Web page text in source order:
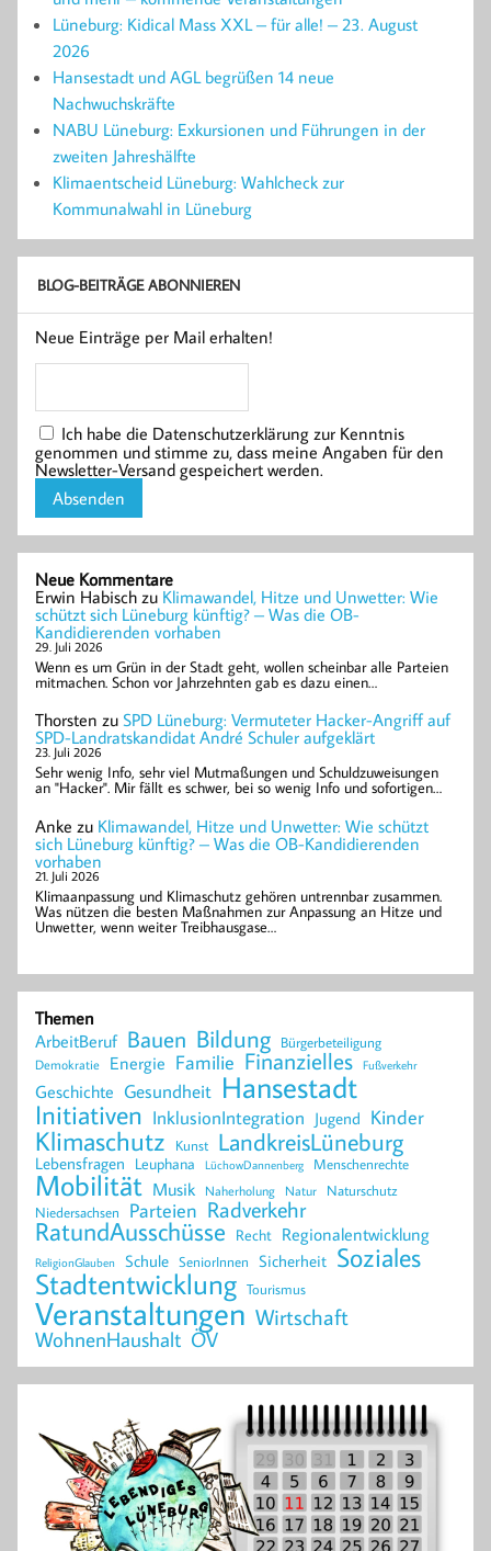
Lüneburg: Kidical Mass XXL – für alle! – 23. August
2026
Hansestadt und AGL begrüßen 14 neue
Nachwuchskräfte
NABU Lüneburg: Exkursionen und Führungen in der
zweiten Jahreshälfte
Klimaentscheid Lüneburg: Wahlcheck zur
Kommunalwahl in Lüneburg
BLOG-BEITRÄGE ABONNIEREN
Neue Einträge per Mail erhalten!
Ich habe die Datenschutzerklärung zur Kenntnis
genommen und stimme zu, dass meine Angaben für den
Newsletter-Versand gespeichert werden.
Neue Kommentare
Erwin Habisch zu Klimawandel, Hitze und Unwetter: Wie
schützt sich Lüneburg künftig? – Was die OB-
Kandidierenden vorhaben
29. Juli 2026
Wenn es um Grün in der Stadt geht, wollen scheinbar alle Parteien
mitmachen. Schon vor Jahrzehnten gab es dazu einen…
Thorsten zu SPD Lüneburg: Vermuteter Hacker-Angriff auf
SPD-Landratskandidat André Schuler aufgeklärt
23. Juli 2026
Sehr wenig Info, sehr viel Mutmaßungen und Schuldzuweisungen
an "Hacker". Mir fällt es schwer, bei so wenig Info und sofortigen…
Anke zu Klimawandel, Hitze und Unwetter: Wie schützt
sich Lüneburg künftig? – Was die OB-Kandidierenden
vorhaben
21. Juli 2026
Klimaanpassung und Klimaschutz gehören untrennbar zusammen.
Was nützen die besten Maßnahmen zur Anpassung an Hitze und
Unwetter, wenn weiter Treibhausgase…
Themen
ArbeitBeruf Bauen Bildung Bürgerbeteiligung
Demokratie Energie Familie Finanzielles Fußverkehr
Geschichte Gesundheit Hansestadt
Initiativen InklusionIntegration Jugend Kinder
Klimaschutz Kunst LandkreisLüneburg
Lebensfragen Leuphana LüchowDannenberg Menschenrechte
Mobilität Musik Naherholung Natur Naturschutz
Niedersachsen Parteien Radverkehr
RatundAusschüsse Recht Regionalentwicklung
ReligionGlauben Schule SeniorInnen Sicherheit Soziales
Stadtentwicklung Tourismus
Veranstaltungen Wirtschaft
WohnenHaushalt ÖV